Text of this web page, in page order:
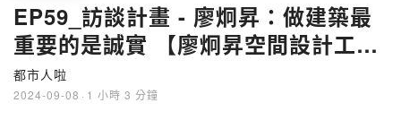
EP59_訪談計畫 - 廖炯昇：做建築最
重要的是誠實 【廖炯昇空間設計工
坊】
都市人啦
2024-09-08 · 1 小時 3 分鐘